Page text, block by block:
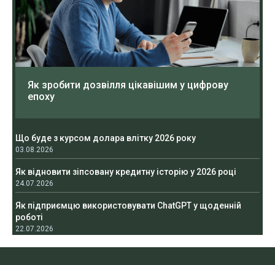
Як зробити дозвілля цікавішим у цифрову
епоху
Що буде з курсом долара влітку 2026 року
03.08.2026
Як відновити зіпсовану кредитну історію у 2026 році
24.07.2026
Як підприємцю використовувати ChatGPT у щоденній
роботі
22.07.2026